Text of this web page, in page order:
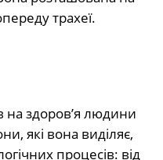
трахеї.
здоров’я людини
які вона виділяє,
процесів: від